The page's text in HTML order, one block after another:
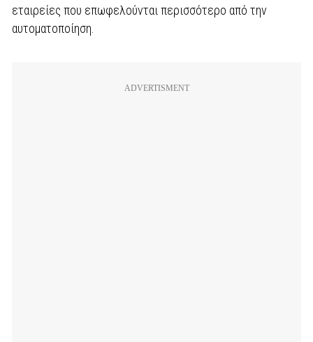
εταιρείες που επωφελούνται περισσότερο από την
αυτοματοποίηση.